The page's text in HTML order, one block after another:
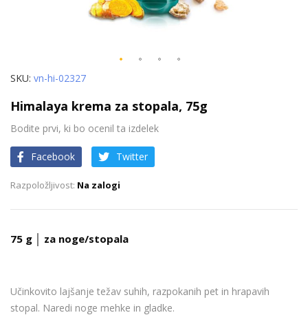
Preskoči
začetek
galerije
slik
SKU vn-hi-02327
Himalaya krema za stopala, 75g
Bodite prvi, ki bo ocenil ta izdelek
Facebook Twitter
Na zalogi
75 g │ za noge/stopala
Učinkovito lajšanje težav suhih, razpokanih pet in hrapavih
stopal. Naredi noge mehke in gladke.